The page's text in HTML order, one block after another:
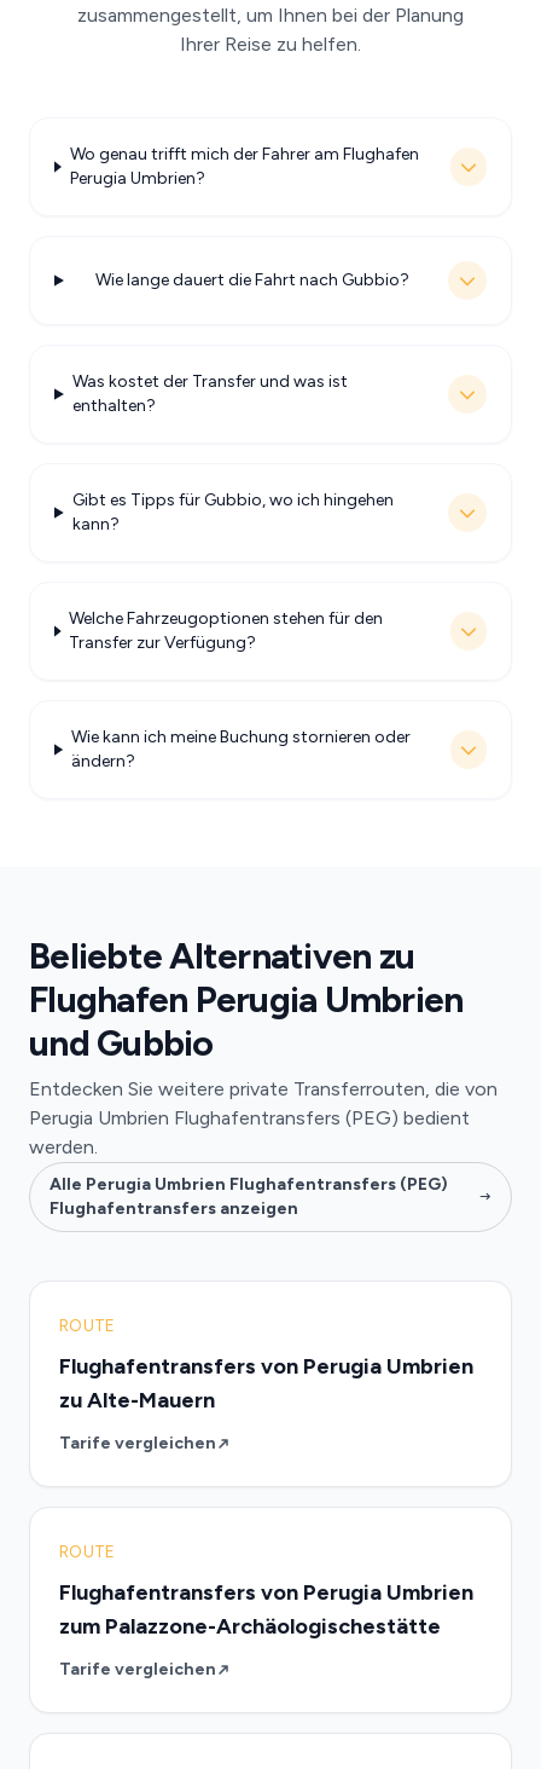
zusammengestellt, um Ihnen bei der Planung
Ihrer Reise zu helfen.
Wo genau trifft mich der Fahrer am Flughafen
Perugia Umbrien?
Wie lange dauert die Fahrt nach Gubbio?
Was kostet der Transfer und was ist
enthalten?
Gibt es Tipps für Gubbio, wo ich hingehen
kann?
Welche Fahrzeugoptionen stehen für den
Transfer zur Verfügung?
Wie kann ich meine Buchung stornieren oder
ändern?
Beliebte Alternativen zu
Flughafen Perugia Umbrien
und Gubbio
Entdecken Sie weitere private Transferrouten, die von
Perugia Umbrien Flughafentransfers (PEG) bedient
werden.
Alle Perugia Umbrien Flughafentransfers (PEG)
Flughafentransfers anzeigen
ROUTE
Flughafentransfers von Perugia Umbrien
zu Alte-Mauern
Tarife vergleichen
ROUTE
Flughafentransfers von Perugia Umbrien
zum Palazzone-Archäologischestätte
Tarife vergleichen